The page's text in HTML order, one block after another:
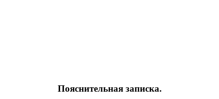
Пояснительная записка.